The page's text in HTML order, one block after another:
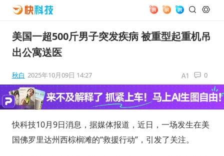
美国一超500斤男子突发疾病 被重型起重机吊
出公寓送医
秋白 2025年10月09日 14:27 0
快科技10月9日消息，据媒体报道，近日，一场发生在美
国佛罗里达州西棕榈滩的“救援行动”，引发了关注。